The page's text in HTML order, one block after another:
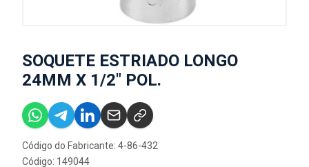
SOQUETE ESTRIADO LONGO
24MM X 1/2" POL.
Código do Fabricante: 4-86-432
Código: 149044